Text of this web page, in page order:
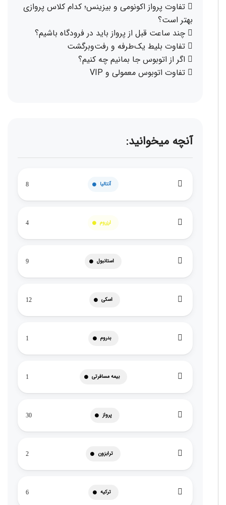
تفاوت پرواز اکونومی و بیزینس؛ کدام کلاس پروازی
بهتر است؟
چند ساعت قبل از پرواز باید در فرودگاه باشیم؟
تفاوت بلیط یک‌طرفه و رفت‌وبرگشت
اگر از اتوبوس جا بمانیم چه کنیم؟
تفاوت اتوبوس معمولی و VIP
آنچه میخوانید:
آنتالیا 8
ارزروم 4
استانبول 9
اسکی 12
بدروم 1
بیمه مسافرتی 1
پرواز 30
ترابزون 2
ترکیه 6